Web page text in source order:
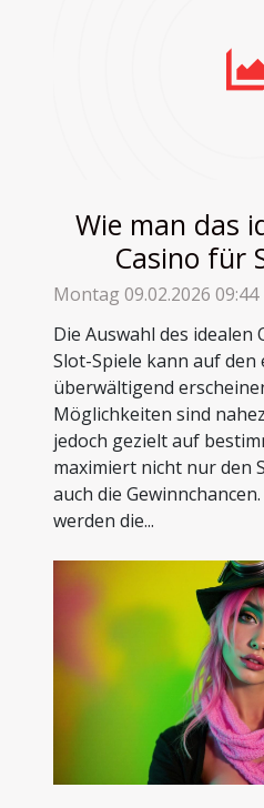
Wie man das
Casino für
Montag 09.02.2026 09:44
Die Auswahl des idealen
Slot-Spiele kann auf den
überwältigend
Möglichkeiten sind
jedoch gezielt auf
maximiert nicht nur den
auch die
werden die...